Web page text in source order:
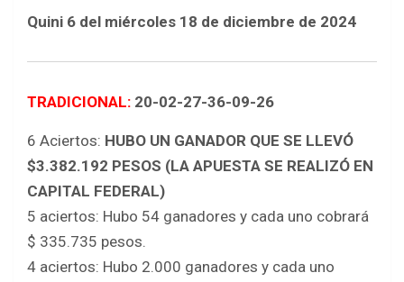
Quini 6 del miércoles 18 de diciembre de 2024
TRADICIONAL: 20-02-27-36-09-26
6 Aciertos: HUBO UN GANADOR QUE SE LLEVÓ
$3.382.192 PESOS (LA APUESTA SE REALIZÓ EN
CAPITAL FEDERAL)
5 aciertos: Hubo 54 ganadores y cada uno cobrará
$ 335.735 pesos.
4 aciertos: Hubo 2.000 ganadores y cada uno